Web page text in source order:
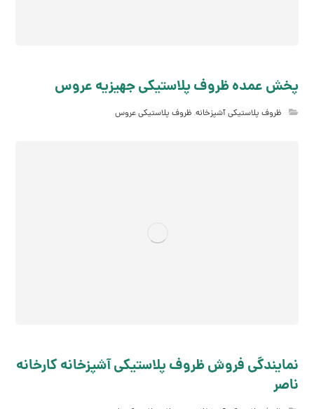
پخش عمده ظروف پلاستیکی جهیزیه عروس
ظروف پلاستیکی آشپزخانه, ظروف پلاستیکی عروس
نمایندگی فروش ظروف پلاستیکی آشپزخانه کارخانه
ناصر